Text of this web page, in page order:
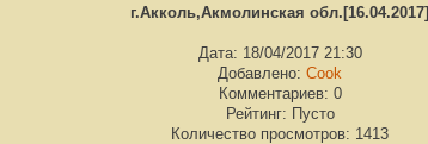
г.Акколь,Акмолинская обл.[16.04.2017]
Дата: 18/04/2017 21:30
Добавлено: Cook
Комментариев: 0
Рейтинг: Пусто
Количество просмотров: 1413